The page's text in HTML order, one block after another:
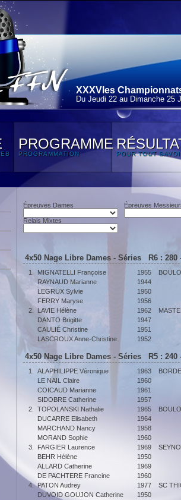
XXXVIes
Du Jeudi 22 au Dimanche 25
PROGRAMME
PROGRAMMATION POUR TOUT
Épreuves Dames Épreuves
Relais Mixtes
4x50 Nage Libre Dames - Séries R6 : 280
1. MIGNATELLI Françoise 1955
RAYNAUD Marianne
1944
LEGRUX Sylvie
1950
FERRY Maryse
1956
2.
LAVIE Hélène 1962
DANTO Brigitte
1947
CAULIÉ Christine
1951
LASCROUX Anne-Christine
1952
4x50 Nage Libre Dames - Séries R5 : 240
1. ALAPHILIPPE Véronique 1963
LE NAIL Claire
1960
COICAUD Marianne
1961
SIDOBRE Catherine
1957
2.
TOPOLANSKI Nathalie 1965
DUCARRE Elisabeth
1964
MARCHAND Nancy
1958
MORAND Sophie
1960
3.
FARGIER Laurence 1969
BEHR Hélène
1950
ALLARD Catherine
1969
DE PACHTERE Francine
1960
4. PATON Audrey 1977
SC
DUVOID GOUJON Catherine
1950